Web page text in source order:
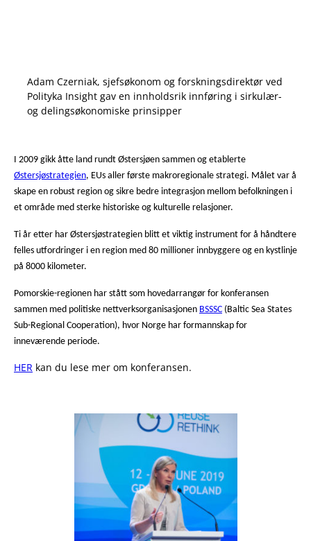
Adam Czerniak, sjefsøkonom og forskningsdirektør ved
Polityka Insight gav en innholdsrik innføring i sirkulær-
og delingsøkonomiske prinsipper
I 2009 gikk åtte land rundt Østersjøen sammen og etablerte
Østersjøstrategien, EUs aller første makroregionale strategi. Målet var å
skape en robust region og sikre bedre integrasjon mellom befolkningen i
et område med sterke historiske og kulturelle relasjoner.
Ti år etter har Østersjøstrategien blitt et viktig instrument for å håndtere
felles utfordringer i en region med 80 millioner innbyggere og en kystlinje
på 8000 kilometer.
Pomorskie-regionen har stått som hovedarrangør for konferansen
sammen med politiske nettverksorganisasjonen BSSSC (Baltic Sea States
Sub-Regional Cooperation), hvor Norge har formannskap for
inneværende periode.
HER kan du lese mer om konferansen.